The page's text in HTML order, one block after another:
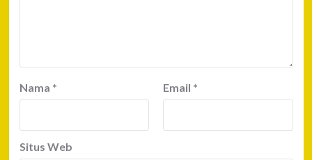
Nama * Email *
Situs Web